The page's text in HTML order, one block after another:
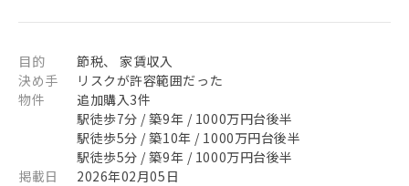
目的
節税、 家賃収入
決め手
リスクが許容範囲だった
物件
追加購入3件
駅徒歩7分 / 築9年 / 1000万円台後半
駅徒歩5分 / 築10年 / 1000万円台後半
駅徒歩5分 / 築9年 / 1000万円台後半
掲載日
2026年02月05日